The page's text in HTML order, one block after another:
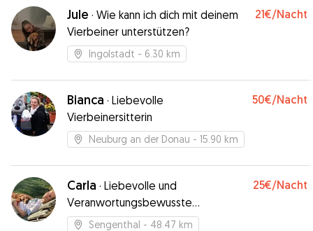
Jule · Wie kann ich dich mit deinem
Vierbeiner unterstützen?
21€/Nacht
Ingolstadt - 6.30 km
Bianca · Liebevolle
Vierbeinersitterin
50€/Nacht
Neuburg an der Donau - 15.90 km
Carla · Liebevolle und
Veranwortungsbewusste
Dogsitterin
25€/Nacht
Sengenthal - 48.47 km